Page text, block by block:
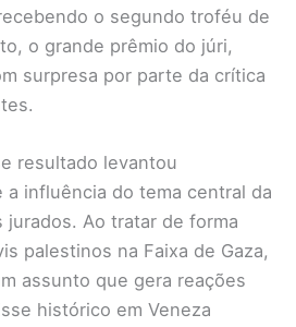
o segundo troféu de
o grande prêmio do júri,
surpresa por parte da crítica
resultado levantou
a influência do tema central da
jurados. Ao tratar de forma
palestinos na Faixa de Gaza,
assunto que gera reações
histórico em Veneza